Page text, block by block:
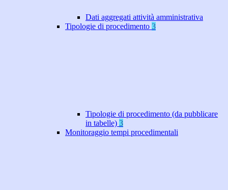
Dati aggregati attività amministrativa
Tipologie di procedimento 3
Tipologie di procedimento (da pubblicare
in tabelle) 3
Monitoraggio tempi procedimentali